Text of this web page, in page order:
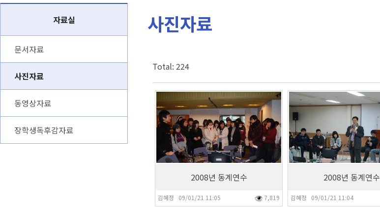
자료실
문서자료
사진자료
동영상자료
장학생독후감자료
사진자료
Total: 224
2008년 동계연수
김혜정 09/01/21 11:05 7,819
7,742
2008년 동계연수
김혜정 09/01/21 11:04